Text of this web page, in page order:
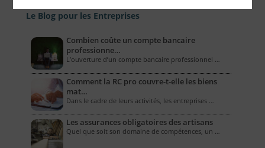
Le Blog pour les Entreprises
Combien coûte un compte bancaire
professionne…
L’ouverture d’un compte bancaire professionnel …
Comment la RC pro couvre-t-elle les biens
mat…
Dans le cadre de leurs activités, les entreprises …
Les assurances obligatoires des artisans
Quel que soit son domaine de compétences, un …